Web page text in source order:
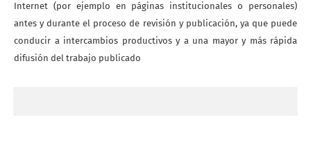
Internet (por ejemplo en páginas institucionales o personales)
antes y durante el proceso de revisión y publicación, ya que puede
conducir a intercambios productivos y a una mayor y más rápida
difusión del trabajo publicado